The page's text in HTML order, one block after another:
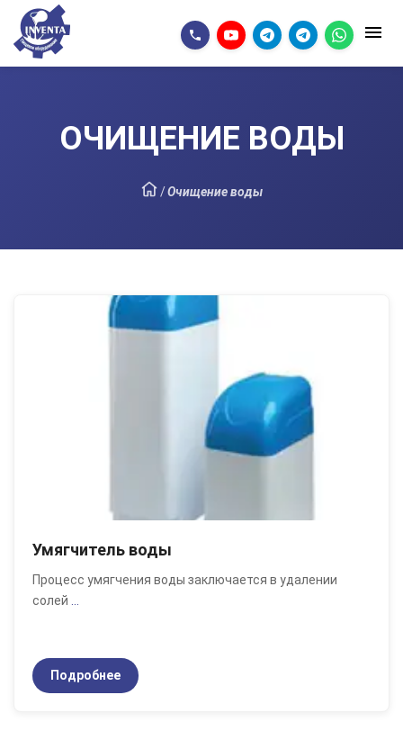
ОЧИЩЕНИЕ ВОДЫ
/Очищение воды
Умягчитель воды
Процесс умягчения воды заключается в удалении
солей
Подробнее